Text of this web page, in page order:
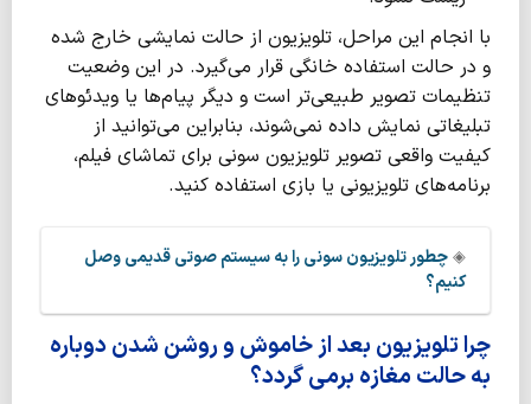
با انجام این مراحل، تلویزیون از حالت نمایشی خارج شده
و در حالت استفاده خانگی قرار می‌گیرد. در این وضعیت
تنظیمات تصویر طبیعی‌تر است و دیگر پیام‌ها یا ویدئوهای
تبلیغاتی نمایش داده نمی‌شوند، بنابراین می‌توانید از
کیفیت واقعی تصویر تلویزیون سونی برای تماشای فیلم،
برنامه‌های تلویزیونی یا بازی استفاده کنید.
◈چطور تلویزیون سونی را به سیستم صوتی قدیمی وصل
کنیم؟
چرا تلویزیون بعد از خاموش و روشن شدن دوباره
به حالت مغازه برمی گردد؟